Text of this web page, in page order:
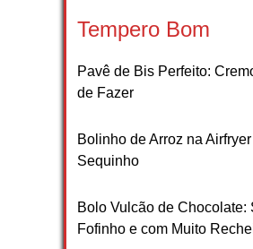
Tempero Bom
Pavê de Bis Perfeito:
de Fazer
Bolinho de Arroz na
Sequinho
Bolo Vulcão de Chocolate:
Fofinho e com Muito